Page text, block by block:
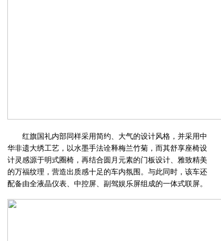
红旗国礼内部同样采用简约、大气的设计风格，并采用中
华非遗大绣工艺，以水墨手法诠释梅兰竹菊，而其舒享座椅设
计灵感源于明式圈椅，再结合圆月元素的门板设计、雅致精美
的万福纹理，营造出质感十足的车内氛围。与此同时，该车还
配备由全液晶仪表、中控屏、副驾娱乐屏组成的一体式联屏。